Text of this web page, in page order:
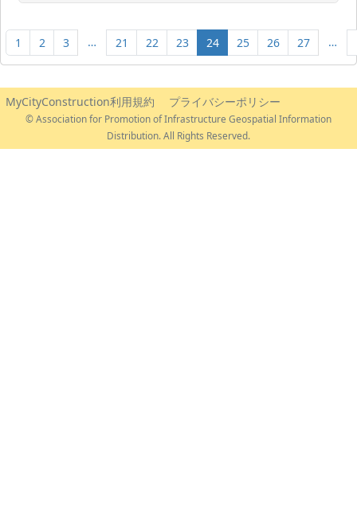
1 2 3 … 21 22 23 24 25 26 27 …
MyCityConstruction利用規約 プライバシーポリシー
© Association for Promotion of Infrastructure Geospatial Information
Distribution. All Rights Reserved.